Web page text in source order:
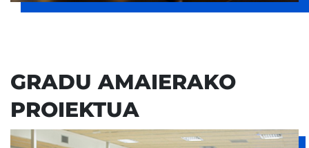
GRADU AMAIERAKO
PROIEKTUA